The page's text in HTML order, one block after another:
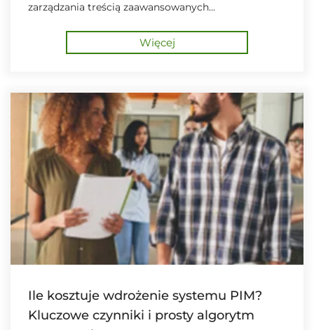
zarządzania treścią zaawansowanych
Więcej
Ile kosztuje wdrożenie systemu PIM?
Kluczowe czynniki i prosty algorytm